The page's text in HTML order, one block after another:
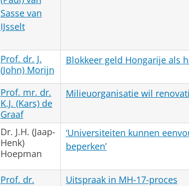
Sasse van
IJsselt
Prof. dr. J.
(John) Morijn
Blokkeer geld Hongarije als
Prof. mr. dr.
K.J. (Kars) de
Graaf
Milieuorganisatie wil
Dr. J.H. (Jaap-
Henk)
Hoepman
‘Universiteiten kunnen
beperken’
Prof. dr. Uitspraak in MH-17-proces